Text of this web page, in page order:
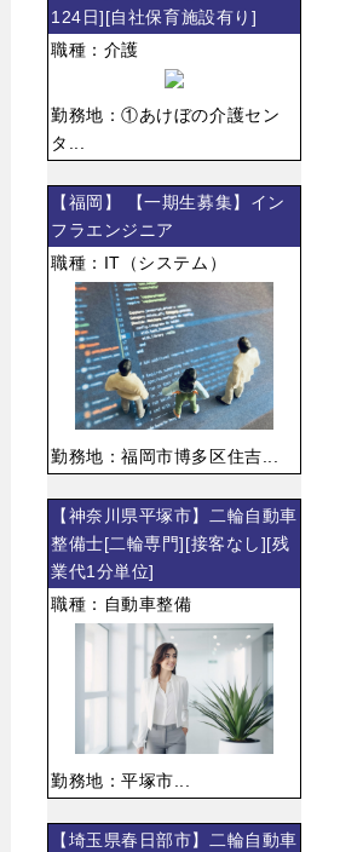
124日][自社保育施設有り]
職種：介護
勤務地：①あけぼの介護セン
タ...
【福岡】 【一期生募集】イン
フラエンジニア
職種：IT（システム）
勤務地：福岡市博多区住吉...
【神奈川県平塚市】二輪自動車
整備士[二輪専門][接客なし][残
業代1分単位]
職種：自動車整備
勤務地：平塚市...
【埼玉県春日部市】二輪自動車